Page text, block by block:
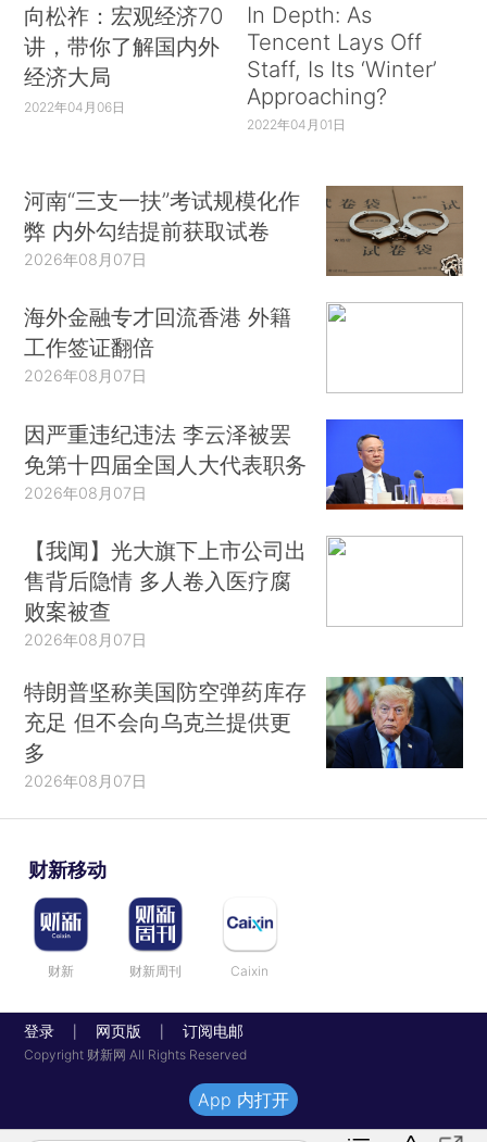
向松祚：宏观经济70
讲，带你了解国内外
经济大局
2022年04月06日
In Depth: As
Tencent Lays Off
Staff, Is Its ‘Winter’
Approaching?
2022年04月01日
河南“三支一扶”考试规模化作
弊 内外勾结提前获取试卷
2026年08月07日
海外金融专才回流香港 外籍
工作签证翻倍
2026年08月07日
因严重违纪违法 李云泽被罢
免第十四届全国人大代表职务
2026年08月07日
【我闻】光大旗下上市公司出
售背后隐情 多人卷入医疗腐
败案被查
2026年08月07日
特朗普坚称美国防空弹药库存
充足 但不会向乌克兰提供更
多
2026年08月07日
财新移动
财新 财新周刊 Caixin
登录 网页版 订阅电邮
Copyright 财新网 All Rights Reserved
App 内打开